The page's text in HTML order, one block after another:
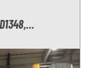
G